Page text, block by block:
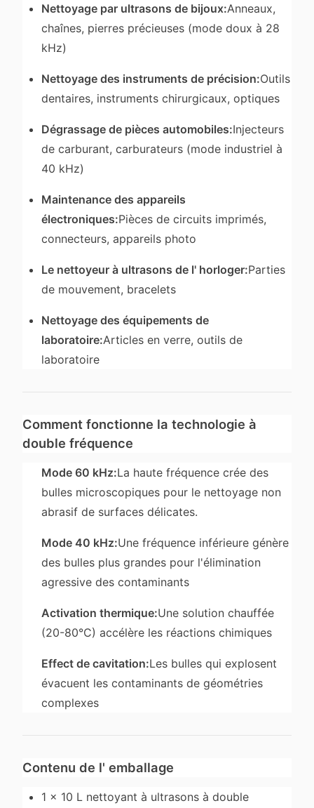
Nettoyage par ultrasons de bijoux:Anneaux,
chaînes, pierres précieuses (mode doux à 28
kHz)
Nettoyage des instruments de précision:Outils
dentaires, instruments chirurgicaux, optiques
Dégrassage de pièces automobiles:Injecteurs
de carburant, carburateurs (mode industriel à
40 kHz)
Maintenance des appareils
électroniques:Pièces de circuits imprimés,
connecteurs, appareils photo
Le nettoyeur à ultrasons de l' horloger:Parties
de mouvement, bracelets
Nettoyage des équipements de
laboratoire:Articles en verre, outils de
laboratoire
Comment fonctionne la technologie à
double fréquence
Mode 60 kHz:La haute fréquence crée des
bulles microscopiques pour le nettoyage non
abrasif de surfaces délicates.
Mode 40 kHz:Une fréquence inférieure génère
des bulles plus grandes pour l'élimination
agressive des contaminants
Activation thermique:Une solution chauffée
(20-80°C) accélère les réactions chimiques
Effect de cavitation:Les bulles qui explosent
évacuent les contaminants de géométries
complexes
Contenu de l' emballage
1 × 10 L nettoyant à ultrasons à double